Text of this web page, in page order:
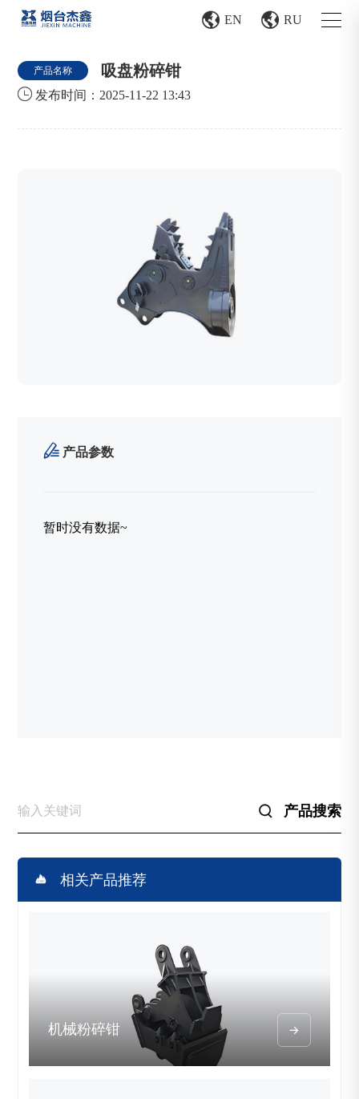
 EN  RU
产品名称 吸盘粉碎钳
 发布时间：2025-11-22 13:43
 产品参数
暂时没有数据~
 产品搜索
 相关产品推荐
机械粉碎钳 